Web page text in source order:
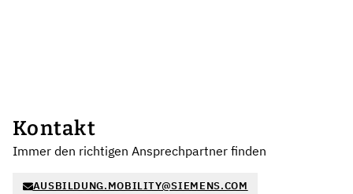
Kontakt
Immer den richtigen Ansprechpartner finden
AUSBILDUNG.MOBILITY@SIEMENS.COM